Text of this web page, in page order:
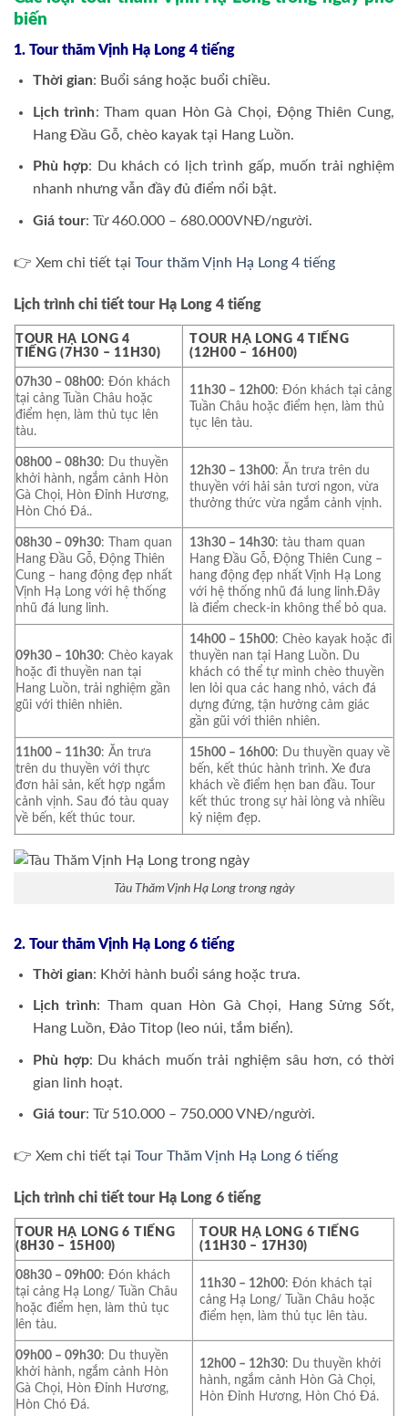
biến
1. Tour thăm Vịnh Hạ Long 4 tiếng
Thời gian: Buổi sáng hoặc buổi chiều.
Lịch trình: Tham quan Hòn Gà Chọi, Động Thiên Cung,
Hang Đầu Gỗ, chèo kayak tại Hang Luồn.
Phù hợp: Du khách có lịch trình gấp, muốn trải nghiệm
nhanh nhưng vẫn đầy đủ điểm nổi bật.
Giá tour: Từ 460.000 – 680.000VNĐ/người.
👉 Xem chi tiết tại Tour thăm Vịnh Hạ Long 4 tiếng
Lịch trình chi tiết tour Hạ Long 4 tiếng
TOUR HẠ LONG 4
TIẾNG (7H30 – 11H30)
TOUR HẠ LONG 4 TIẾNG
(12H00 – 16H00)
07h30 – 08h00: Đón khách
tại cảng Tuần Châu hoặc
điểm hẹn, làm thủ tục lên
tàu.
11h30 – 12h00: Đón khách tại cảng
Tuần Châu hoặc điểm hẹn, làm thủ
tục lên tàu.
08h00 – 08h30: Du thuyền
khởi hành, ngắm cảnh Hòn
Gà Chọi, Hòn Đỉnh Hương,
Hòn Chó Đá..
12h30 – 13h00: Ăn trưa trên du
thuyền với hải sản tươi ngon, vừa
thưởng thức vừa ngắm cảnh vịnh.
08h30 – 09h30: Tham quan
Hang Đầu Gỗ, Động Thiên
Cung – hang động đẹp nhất
Vịnh Hạ Long với hệ thống
nhũ đá lung linh.
13h30 – 14h30: tàu tham quan
Hang Đầu Gỗ, Động Thiên Cung –
hang động đẹp nhất Vịnh Hạ Long
với hệ thống nhũ đá lung linh.Đây
là điểm check-in không thể bỏ qua.
09h30 – 10h30: Chèo kayak
hoặc đi thuyền nan tại
Hang Luồn, trải nghiệm gần
gũi với thiên nhiên.
14h00 – 15h00: Chèo kayak hoặc đi
thuyền nan tại Hang Luồn. Du
khách có thể tự mình chèo thuyền
len lỏi qua các hang nhỏ, vách đá
dựng đứng, tận hưởng cảm giác
gần gũi với thiên nhiên.
11h00 – 11h30: Ăn trưa
trên du thuyền với thực
đơn hải sản, kết hợp ngắm
cảnh vịnh. Sau đó tàu quay
về bến, kết thúc tour.
15h00 – 16h00: Du thuyền quay về
bến, kết thúc hành trình. Xe đưa
khách về điểm hẹn ban đầu. Tour
kết thúc trong sự hài lòng và nhiều
kỷ niệm đẹp.
Tàu Thăm Vịnh Hạ Long trong ngày
2. Tour thăm Vịnh Hạ Long 6 tiếng
Thời gian: Khởi hành buổi sáng hoặc trưa.
Lịch trình: Tham quan Hòn Gà Chọi, Hang Sửng Sốt,
Hang Luồn, Đảo Titop (leo núi, tắm biển).
Phù hợp: Du khách muốn trải nghiệm sâu hơn, có thời
gian linh hoạt.
Giá tour: Từ 510.000 – 750.000 VNĐ/người.
👉 Xem chi tiết tại Tour Thăm Vịnh Hạ Long 6 tiếng
Lịch trình chi tiết tour Hạ Long 6 tiếng
TOUR HẠ LONG 6 TIẾNG
(8H30 – 15H00)
TOUR HẠ LONG 6 TIẾNG
(11H30 – 17H30)
08h30 – 09h00: Đón khách
tại cảng Hạ Long/ Tuần Châu
hoặc điểm hẹn, làm thủ tục
lên tàu.
11h30 – 12h00: Đón khách tại
cảng Hạ Long/ Tuần Châu hoặc
điểm hẹn, làm thủ tục lên tàu.
09h00 – 09h30: Du thuyền
khởi hành, ngắm cảnh Hòn
Gà Chọi, Hòn Đỉnh Hương,
Hòn Chó Đá.
12h00 – 12h30: Du thuyền khởi
hành, ngắm cảnh Hòn Gà Chọi,
Hòn Đỉnh Hương, Hòn Chó Đá.